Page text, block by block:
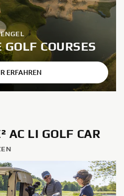
COURSES
ERFAHREN
AC LI GOLF CAR